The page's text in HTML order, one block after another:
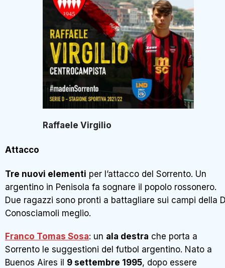
Raffaele Virgilio
Attacco
Tre nuovi elementi per l’attacco del Sorrento. Un
argentino in Penisola fa sognare il popolo rossonero.
Due ragazzi sono pronti a battagliare sui campi della
Conosciamoli meglio.
Franco Tomas Sosa: un ala destra che porta a
Sorrento le suggestioni del futbol argentino. Nato a
Buenos Aires il 9 settembre 1995, dopo essere